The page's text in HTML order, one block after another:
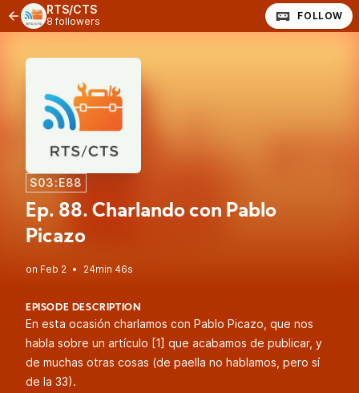
RTS/CTS
8 followers FOLLOW
S03:E88
Ep. 88. Charlando con Pablo
Picazo
• 24min 46s
EPISODE DESCRIPTION
En esta ocasión charlamos con Pablo Picazo, que nos
habla sobre un artículo [1] que acabamos de publicar, y
de muchas otras cosas (de paella no hablamos, pero sí
de la 33).